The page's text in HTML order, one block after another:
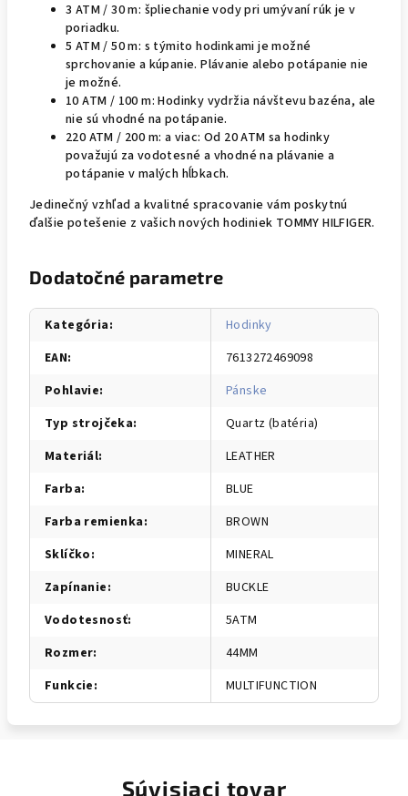
3 ATM / 30 m: špliechanie vody pri umývaní rúk je v
poriadku.
5 ATM / 50 m: s týmito hodinkami je možné
sprchovanie a kúpanie. Plávanie alebo potápanie nie
je možné.
10 ATM / 100 m: Hodinky vydržia návštevu bazéna, ale
nie sú vhodné na potápanie.
220 ATM / 200 m: a viac: Od 20 ATM sa hodinky
považujú za vodotesné a vhodné na plávanie a
potápanie v malých hĺbkach.
Jedinečný vzhľad a kvalitné spracovanie vám poskytnú
ďalšie potešenie z vašich nových hodiniek TOMMY HILFIGER.
Dodatočné parametre
Kategória:
Hodinky
EAN:
7613272469098
Pohlavie:
Pánske
Typ strojčeka:
Quartz (batéria)
Materiál:
LEATHER
Farba:
BLUE
Farba remienka:
BROWN
Sklíčko:
MINERAL
Zapínanie:
BUCKLE
Vodotesnosť:
5ATM
Rozmer:
44MM
Funkcie: MULTIFUNCTION
Súvisiaci tovar